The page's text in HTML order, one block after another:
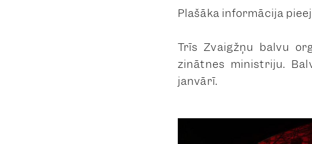
Plašāka informācija
Trīs Zvaigžņu balvu
zinātnes ministriju.
janvārī.